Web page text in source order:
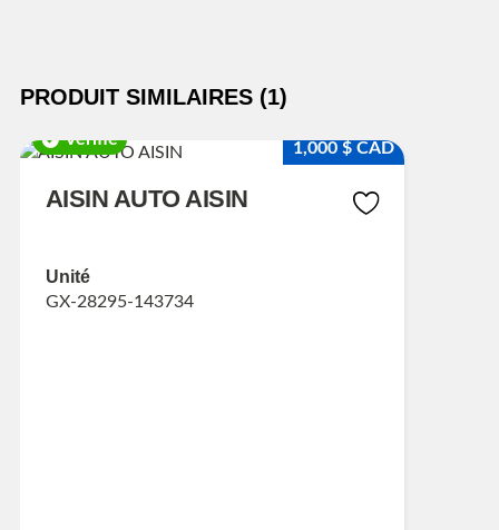
PRODUIT SIMILAIRES (1)
Vérifié 1,000 $ CAD
AISIN AUTO AISIN
Unité
GX-28295-143734